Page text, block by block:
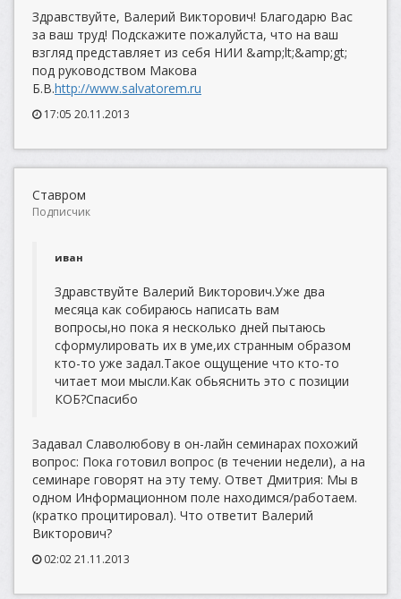
Здравствуйте, Валерий Викторович! Благодарю Вас
за ваш труд! Подскажите пожалуйста, что на ваш
взгляд представляет из себя НИИ &amp;lt;&amp;gt;
под руководством Макова
Б.В.http://www.salvatorem.ru
17:05 20.11.2013
Ставром
Подписчик
иван
Здравствуйте Валерий Викторович.Уже два
месяца как собираюсь написать вам
вопросы,но пока я несколько дней пытаюсь
сформулировать их в уме,их странным образом
кто-то уже задал.Такое ощущение что кто-то
читает мои мысли.Как обьяснить это с позиции
КОБ?Спасибо
Задавал Славолюбову в он-лайн семинарах похожий
вопрос: Пока готовил вопрос (в течении недели), а на
семинаре говорят на эту тему. Ответ Дмитрия: Мы в
одном Информационном поле находимся/работаем.
(кратко процитировал). Что ответит Валерий
Викторович?
02:02 21.11.2013